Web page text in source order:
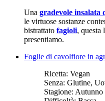
Una gradevole insalata
le virtuose sostanze
bistrattato fagioli, questa
presentiamo.
Foglie di cavolfiore in
Ricetta: Vegan
Senza: Glutine,
Stagione: Autunno